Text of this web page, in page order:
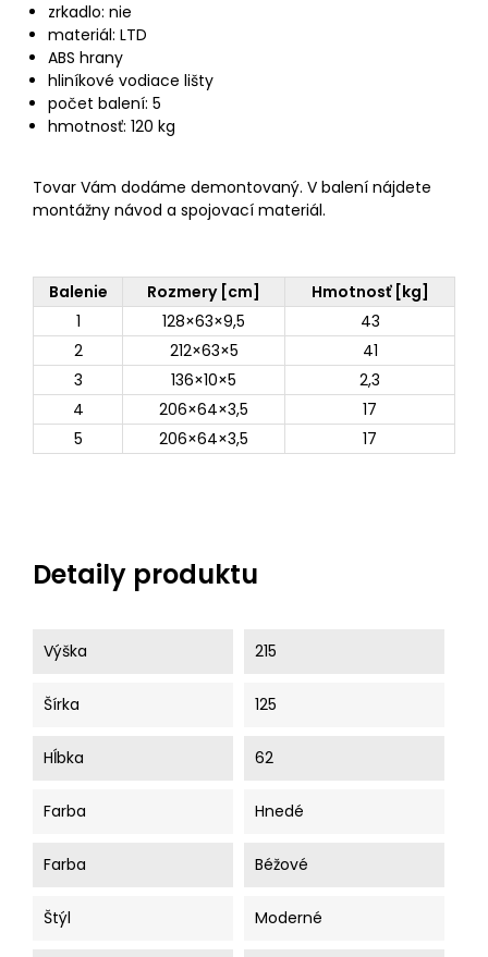
zrkadlo: nie
materiál: LTD
ABS hrany
hliníkové vodiace lišty
počet balení: 5
hmotnosť: 120 kg
Tovar Vám dodáme demontovaný. V balení nájdete
montážny návod a spojovací materiál.
Balenie Rozmery [cm]
Hmotnosť [kg]
1
128×63×9,5
43
2
212×63×5
41
3
136×10×5
2,3
4
206×64×3,5
17
5
206×64×3,5 17
Detaily produktu
Výška 215
Šírka 125
Hĺbka 62
Farba Hnedé
Farba Béžové
Štýl Moderné